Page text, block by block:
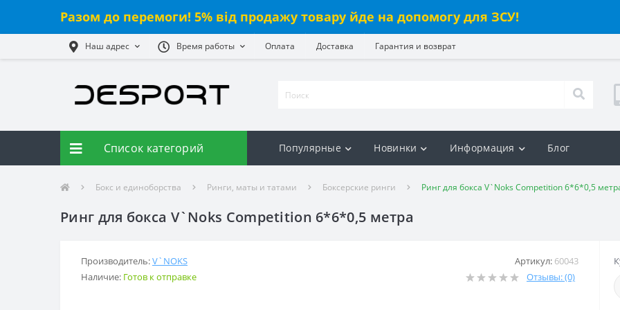
Разом до перемоги! 5% від продажу товару йде на допомогу для ЗСУ!
Наш адрес Время работы Оплата Доставка Гарантия и возврат
Список категорий Популярные Новинки Информация Блог
Бокс и единоборства Ринги, маты и татами Боксерские ринги Ринг для бокса V`Noks Competition 6*6*0,5
Ринг для бокса V`Noks Competition 6*6*0,5 метра
Производитель:V`NOKS Артикул: 60043
Наличие: Готов к отправке Отзывы: (0)